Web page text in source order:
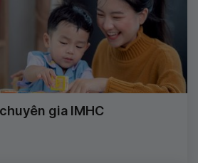
gia IMHC